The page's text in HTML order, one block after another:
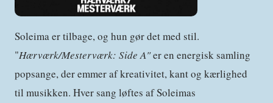
Soleima er tilbage, og hun gør det med stil.
"Hærværk/Mesterværk: Side A"er en energisk samling
popsange, der emmer af kreativitet, kant og kærlighed
til musikken. Hver sang løftes af Soleimas